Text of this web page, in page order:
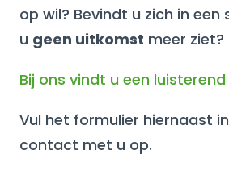
op wil? Bevindt u zich in
u geen uitkomst meer ziet?
Bij ons vindt u een
Vul het formulier hiernaast
contact met u op.